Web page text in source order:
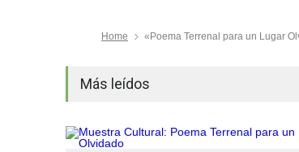
Home «Poema Terrenal para un Lugar
Más leídos